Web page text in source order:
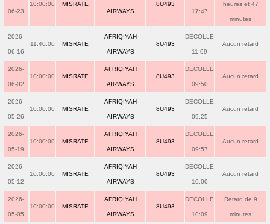
06-23
10:00:00 MISRATE
AIRWAYS
8U493
17:47
heures et 47
minutes
2026-
06-16
11:40:00 MISRATE
AFRIQIYAH
AIRWAYS
8U493
DECOLLE
11:09
Aucun retard
2026-
06-02
10:00:00 MISRATE
AFRIQIYAH
AIRWAYS
8U493
DECOLLE
09:50
Aucun retard
2026-
05-26
10:00:00 MISRATE
AFRIQIYAH
AIRWAYS
8U493
DECOLLE
09:25
Aucun retard
2026-
05-19
10:00:00 MISRATE
AFRIQIYAH
AIRWAYS
8U493
DECOLLE
09:57
Aucun retard
2026-
05-12
10:00:00 MISRATE
AFRIQIYAH
AIRWAYS
8U493
DECOLLE
10:00
Aucun retard
2026-
05-05
10:00:00 MISRATE
AFRIQIYAH
AIRWAYS
8U493
DECOLLE
10:09
Retard de 9
minutes